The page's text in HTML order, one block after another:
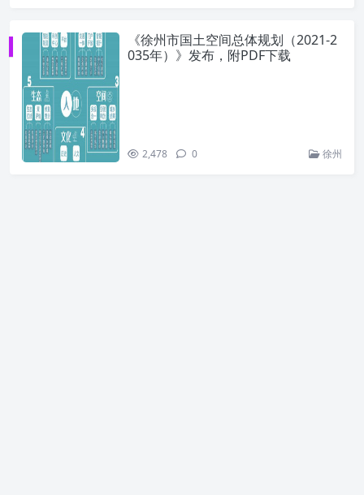
《徐州市国土空间总体规划（2021-2
035年）》发布，附PDF下载
2,478 0 徐州